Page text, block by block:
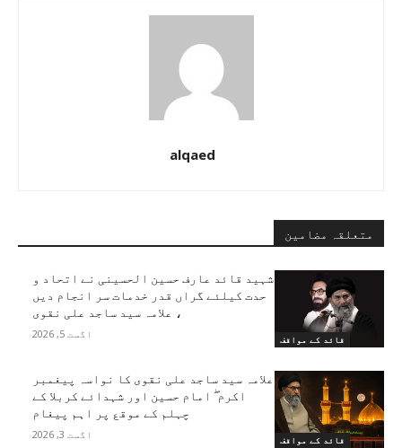
alqaed
متعلقہ مضامین
قائد کے مواقف
شہید قائد عارف حسین الحسینی نے اتحاد و
حدت کیلئے گراں قدر خدمات سر انجام دیں
، علامہ سید ساجد علی نقوی
اگست 5, 2026
قائد کے مواقف
علامہ سید ساجد علی نقوی کا نواسہ پیغمبر
اکرم ۖ امام حسین اور شہدائے کربلا کے
چہلم کے موقع پر اہم پیغام
اگست 3, 2026